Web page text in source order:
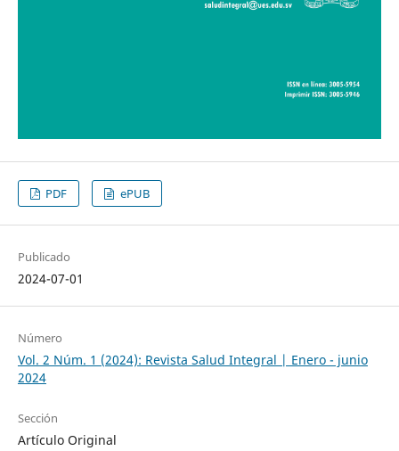
PDF ePUB
Publicado
2024-07-01
Número
Vol. 2 Núm. 1 (2024): Revista Salud Integral | Enero - junio
2024
Sección
Artículo Original